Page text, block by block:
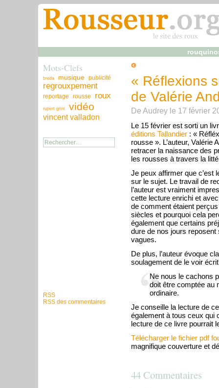
Mots-Clefs
breda musique publicité
regrouxpement
reportage rousse roux
rupert grint vidéo
vincent valladon
RSS
RSS des commentaires
« Réflexions
de Valérie
De Audreyle 17 février
Le 15 février est sorti un
éditions Tallandier: «
rousse ». L’auteur, Valérie
retracer la naissance des
les rousses à travers la
Je peux affirmer que c’est
sur le sujet. Le travail de
l’auteur est vraiment
cette lecture enrichi et
de comment étaient
siècles et pourquoi cela
également que certains
dure de nos jours
vagues.
De plus, l’auteur évoque
soulagement de le voir
Ne nous le cachons
doit être comptée au
ordinaire.
Je conseille la lecture de
également à tous ceux qui
lecture de ce livre pourrait
Télécharger le fichier pdf
magnifique couverture et
44 Commentaires